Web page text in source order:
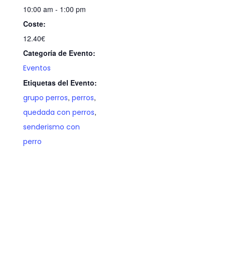
10:00 am - 1:00 pm
Coste:
12.40€
Categoría de Evento:
Eventos
Etiquetas del Evento:
grupo perros,perros,
quedada con perros,
senderismo con
perro